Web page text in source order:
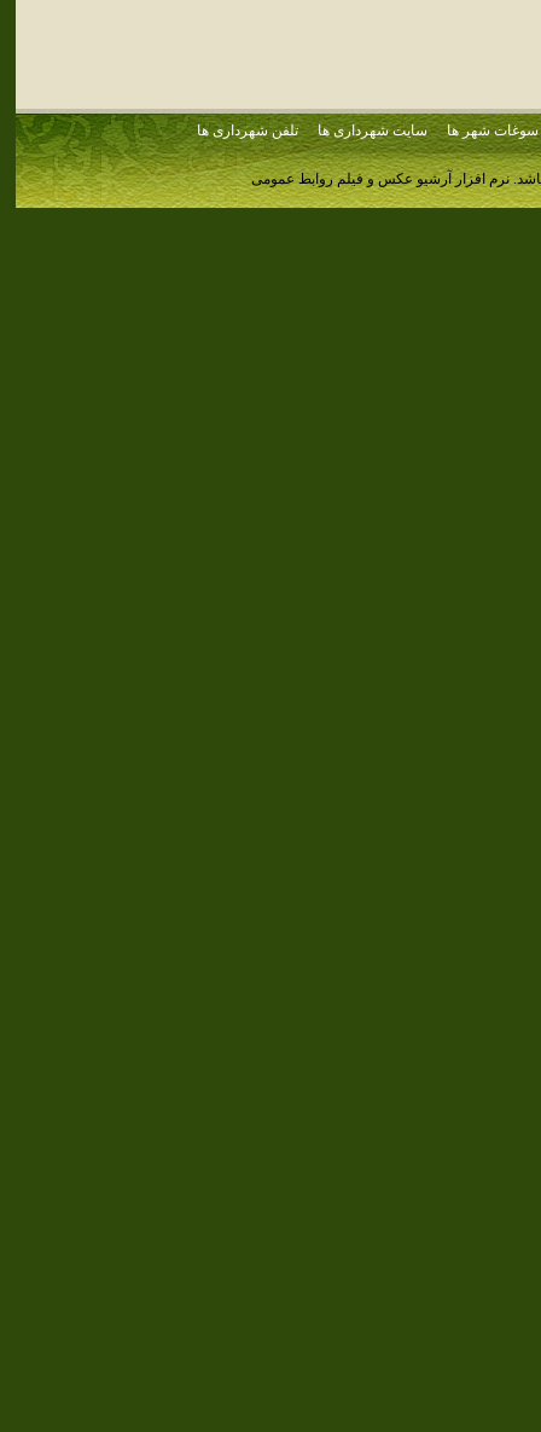
سوغات شهر ها سایت شهرداری ها تلفن شهرداری ها
نرم افزار آرشیو عکس و فیلم روابط عمومی